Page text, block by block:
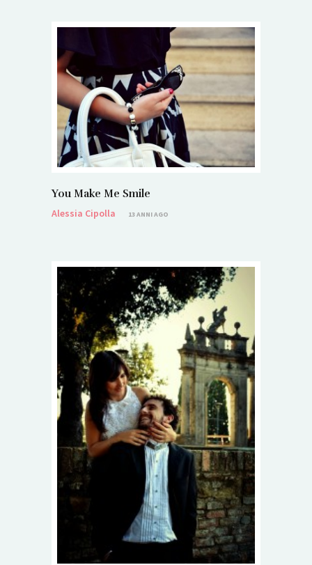
You Make Me Smile
Alessia Cipolla
13 ANNI AGO